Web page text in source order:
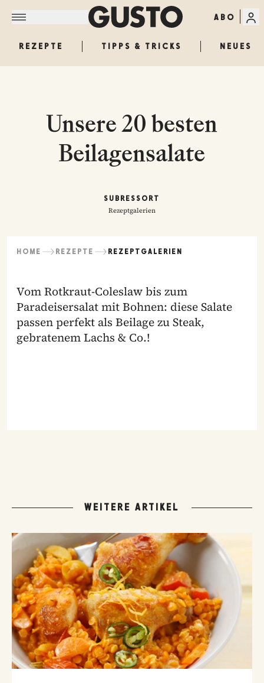
ABO
REZEPTE TIPPS & TRICKS NEUES
Unsere 20 besten
Beilagensalate
SUBRESSORT
Rezeptgalerien
HOME REZEPTE REZEPTGALERIEN
Vom Rotkraut-Coleslaw bis zum
Paradeisersalat mit Bohnen: diese Salate
passen perfekt als Beilage zu Steak,
gebratenem Lachs & Co.!
WEITERE ARTIKEL